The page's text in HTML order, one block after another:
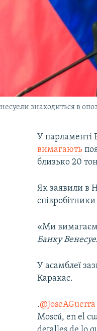
знаходиться в
У парламенті
вимагають
близько 20
Як заявили в
«Ми
Банку
У асамблеї
Каракас.
.@JoseAGuerra
Moscú, en el